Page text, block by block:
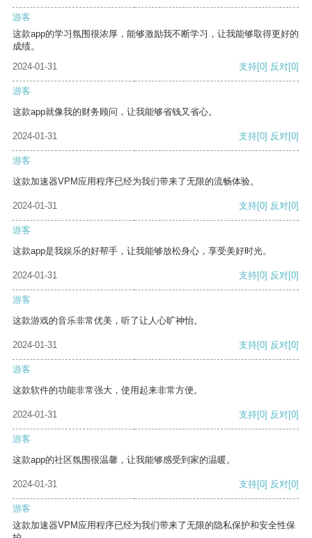
游客
这款app的学习氛围很浓厚，能够激励我不断学习，让我能够取得更好的
成绩。
2024-01-31
支持[0] 反对[0]
游客
这款app就像我的财务顾问，让我能够省钱又省心。
2024-01-31 支持[0] 反对[0]
游客
这款加速器VPM应用程序已经为我们带来了无限的流畅体验。
2024-01-31 支持[0] 反对[0]
游客
这款app是我娱乐的好帮手，让我能够放松身心，享受美好时光。
2024-01-31 支持[0] 反对[0]
游客
这款游戏的音乐非常优美，听了让人心旷神怡。
2024-01-31 支持[0] 反对[0]
游客
这款软件的功能非常强大，使用起来非常方便。
2024-01-31 支持[0] 反对[0]
游客
这款app的社区氛围很温馨，让我能够感受到家的温暖。
2024-01-31 支持[0] 反对[0]
游客
这款加速器VPM应用程序已经为我们带来了无限的隐私保护和安全性保